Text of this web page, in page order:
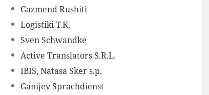
Gazmend Rushiti
Logistiki T.K.
Sven Schwandke
Active Translators S.R.L.
IBIS, Natasa Sker s.p.
Ganijev Sprachdienst